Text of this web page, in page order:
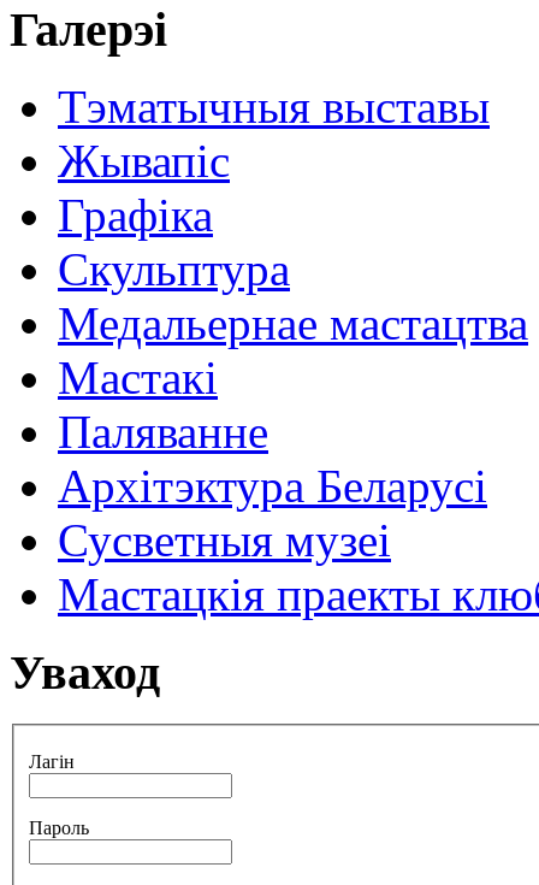
Галерэі
Тэматычныя выставы
Жывапіс
Графіка
Скульптура
Медальернае мастацтва
Мастакі
Паляванне
Архітэктура Беларусі
Сусветныя музеі
Мастацкія праекты
Уваход
Лагін
Пароль